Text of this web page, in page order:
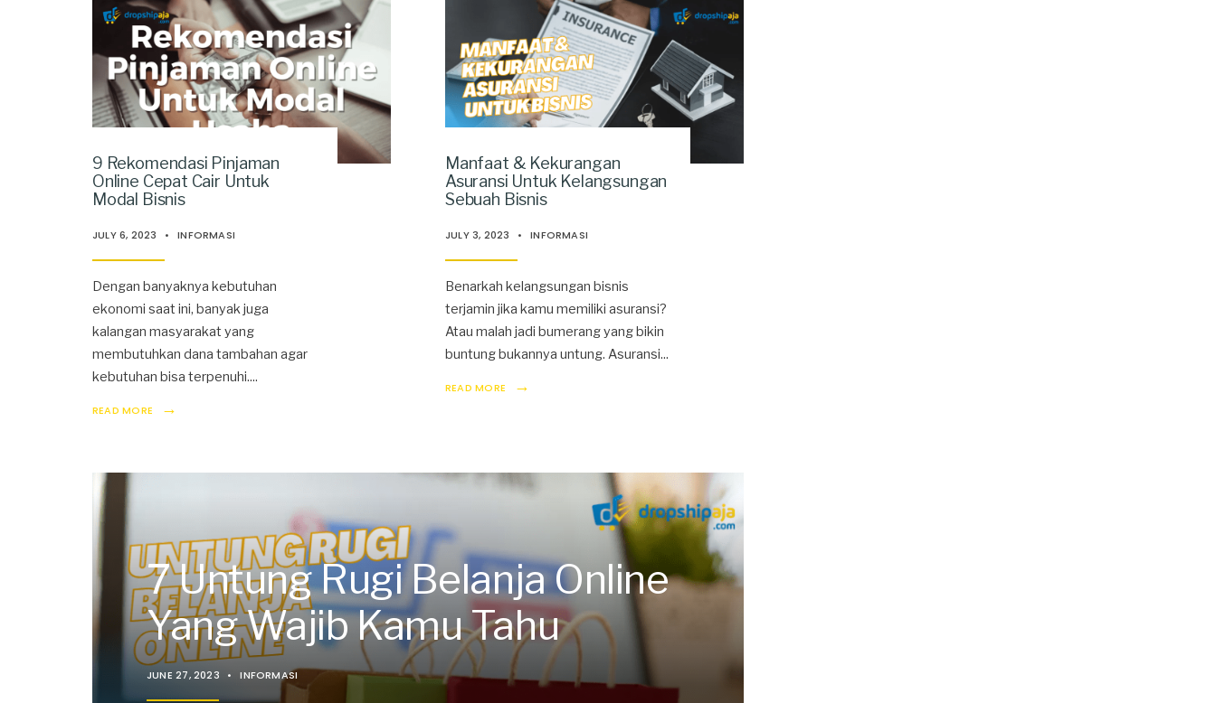
9 Rekomendasi Pinjaman
Online Cepat Cair Untuk
Modal Bisnis
JULY 6, 2023 • INFORMASI
Dengan banyaknya kebutuhan
ekonomi saat ini, banyak juga
kalangan masyarakat yang
membutuhkan dana tambahan agar
kebutuhan bisa terpenuhi....
READ MORE →
Manfaat & Kekurangan
Asuransi Untuk Kelangsungan
Sebuah Bisnis
JULY 3, 2023 • INFORMASI
Benarkah kelangsungan bisnis
terjamin jika kamu memiliki asuransi?
Atau malah jadi bumerang yang bikin
buntung bukannya untung. Asuransi...
READ MORE →
7 Untung Rugi Belanja Online
Yang Wajib Kamu Tahu
JUNE 27, 2023 • INFORMASI